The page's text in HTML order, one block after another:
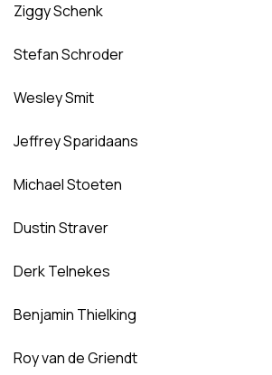
Ziggy Schenk
Stefan Schroder
Wesley Smit
Jeffrey Sparidaans
Michael Stoeten
Dustin Straver
Derk Telnekes
Benjamin Thielking
Roy van de Griendt